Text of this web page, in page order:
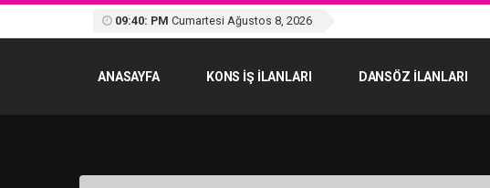
09:40: PM Cumartesi Ağustos 8, 2026
ANASAYFA KONS IŞ ILANLARI DANSÖZ İLANLARI